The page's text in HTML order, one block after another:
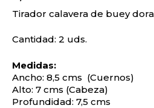
Tirador calavera de buey
Cantidad: 2 uds.
Medidas:
Ancho: 8,5 cms (Cuernos)
Alto: 7 cms (Cabeza)
Profundidad: 7,5 cms